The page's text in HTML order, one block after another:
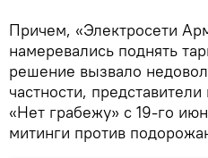
Причем, «Электросети
намеревались поднять
решение вызвало
частности,
«Нет грабежу» с 19-го
митинги против